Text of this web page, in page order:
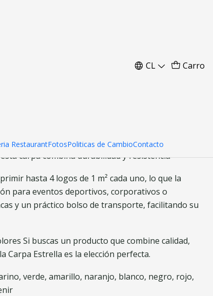
CL Carro
RestaurantFotosPoliticas de CambioContacto
producto ideal para tus actividades al aire libre.
carpa combina durabilidad y resistencia
hasta 4 logos de 1 m² cada uno, lo que la
para eventos deportivos, corporativos o
y un práctico bolso de transporte, facilitando su
Si buscas un producto que combine calidad,
Carpa Estrella es la elección perfecta.
verde, amarillo, naranjo, blanco, negro, rojo,